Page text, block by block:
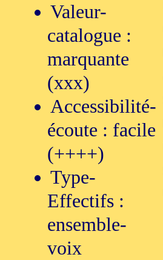
Valeur-
catalogue :
marquante
(xxx)
Accessibilité-
écoute : facile
(++++)
Type-
Effectifs :
ensemble-
voix